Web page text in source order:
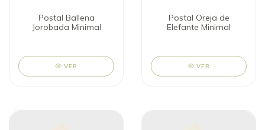
Postal Ballena
Jorobada Minimal
VER
Postal Oreja de
Elefante Minimal
VER